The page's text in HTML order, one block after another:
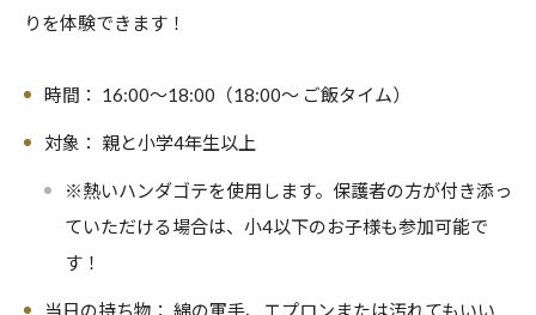
りを体験できます！
時間： 16:00〜18:00（18:00〜 ご飯タイム）
対象： 親と小学4年生以上
※熱いハンダゴテを使用します。保護者の方が付き添っ
ていただける場合は、小4以下のお子様も参加可能で
す！